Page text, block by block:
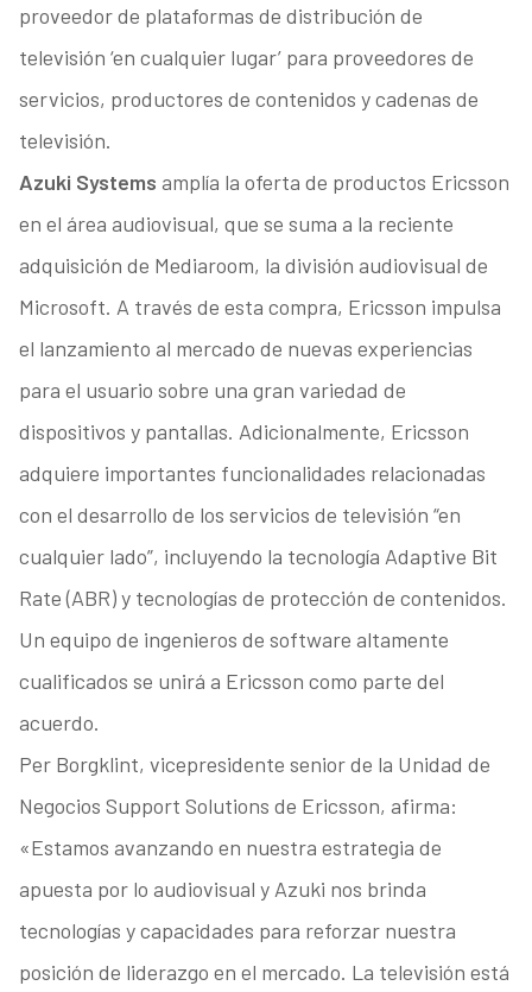
proveedor de plataformas de distribución de
televisión ‘en cualquier lugar’ para proveedores de
servicios, productores de contenidos y cadenas de
televisión.
Azuki Systems amplía la oferta de productos Ericsson
en el área audiovisual, que se suma a la reciente
adquisición de Mediaroom, la división audiovisual de
Microsoft. A través de esta compra, Ericsson impulsa
el lanzamiento al mercado de nuevas experiencias
para el usuario sobre una gran variedad de
dispositivos y pantallas. Adicionalmente, Ericsson
adquiere importantes funcionalidades relacionadas
con el desarrollo de los servicios de televisión “en
cualquier lado”, incluyendo la tecnología Adaptive Bit
Rate (ABR) y tecnologías de protección de contenidos.
Un equipo de ingenieros de software altamente
cualificados se unirá a Ericsson como parte del
acuerdo.
Per Borgklint, vicepresidente senior de la Unidad de
Negocios Support Solutions de Ericsson, afirma:
«Estamos avanzando en nuestra estrategia de
apuesta por lo audiovisual y Azuki nos brinda
tecnologías y capacidades para reforzar nuestra
posición de liderazgo en el mercado. La televisión está